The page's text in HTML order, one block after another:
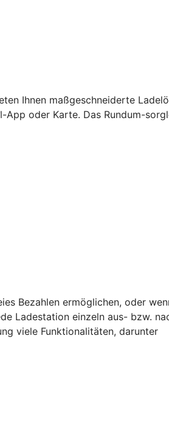
Ihnen maßgeschneiderte
oder Karte. Das Rundum-
Bezahlen ermöglichen, oder
Ladestation einzeln aus- bzw.
viele Funktionalitäten, darunter